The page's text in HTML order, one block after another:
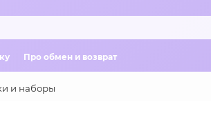
Про обмен и возврат
и наборы